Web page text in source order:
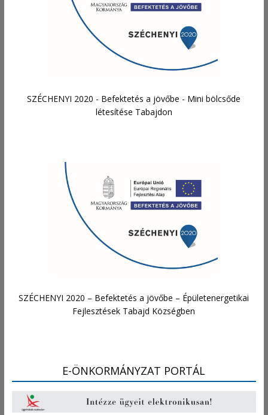
SZÉCHENYI 2020 - Befektetés a jövőbe - Mini bölcsőde
létesítése Tabajdon
SZÉCHENYI 2020 – Befektetés a jövőbe – Épületenergetikai
Fejlesztések Tabajd Községben
E-ÖNKORMÁNYZAT PORTÁL